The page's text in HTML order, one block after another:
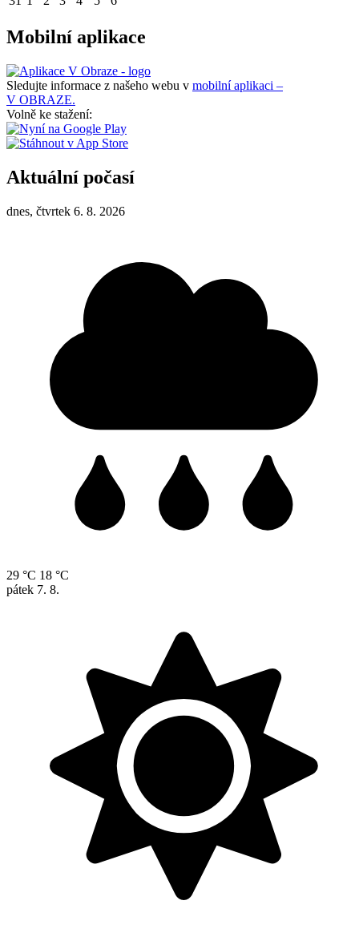
Mobilní aplikace
Sledujte informace z našeho webu v mobilní aplikaci –
V OBRAZE.
Volně ke stažení:
Aktuální počasí
dnes, čtvrtek 6. 8. 2026
29 °C 18 °C
pátek 7. 8.